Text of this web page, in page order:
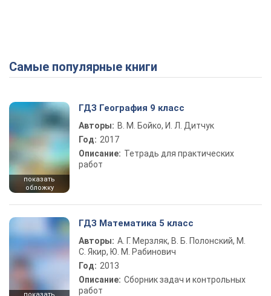
Самые популярные книги
показать
обложку
ГДЗ География 9 класс
Авторы: В. М. Бойко, И. Л. Дитчук
Год: 2017
Описание: Тетрадь для практических
работ
ГДЗ Математика 5 класс
Авторы: А. Г. Мерзляк, В. Б. Полонский, М.
С. Якир, Ю. М. Рабинович
Год: 2013
Описание: Сборник задач и контрольных
работ